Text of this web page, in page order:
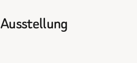
Ausstellung